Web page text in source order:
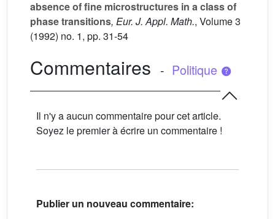
absence of fine microstructures in a class of
phase transitions, Eur. J. Appl. Math., Volume 3
(1992) no. 1, pp. 31-54
Commentaires - Politique
Il n'y a aucun commentaire pour cet article.
Soyez le premier à écrire un commentaire !
Publier un nouveau commentaire: